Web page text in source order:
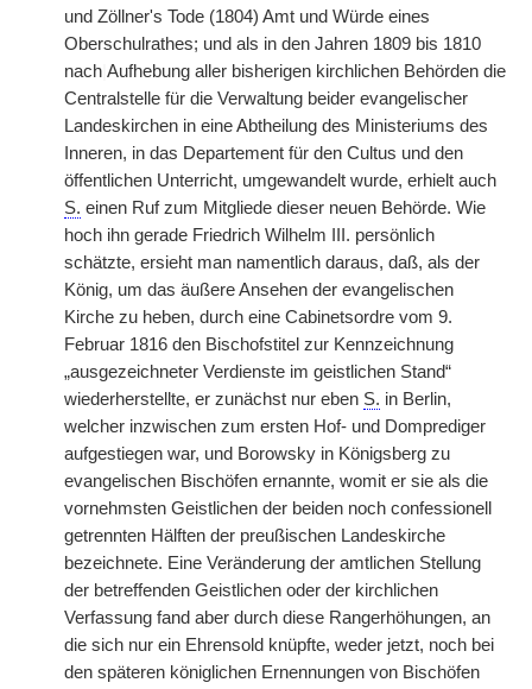
und Zöllner's Tode (1804) Amt und Würde eines
Oberschulrathes; und als in den Jahren 1809 bis 1810
nach Aufhebung aller bisherigen kirchlichen Behörden die
Centralstelle für die Verwaltung beider evangelischer
Landeskirchen in eine Abtheilung des Ministeriums des
Inneren, in das Departement für den Cultus und den
öffentlichen Unterricht, umgewandelt wurde, erhielt auch
S. einen Ruf zum Mitgliede dieser neuen Behörde. Wie
hoch ihn gerade Friedrich Wilhelm III. persönlich
schätzte, ersieht man namentlich daraus, daß, als der
König, um das äußere Ansehen der evangelischen
Kirche zu heben, durch eine Cabinetsordre vom 9.
Februar 1816 den Bischofstitel zur Kennzeichnung
„ausgezeichneter Verdienste im geistlichen Stand“
wiederherstellte, er zunächst nur eben S. in Berlin,
welcher inzwischen zum ersten Hof- und Domprediger
aufgestiegen war, und Borowsky in Königsberg zu
evangelischen Bischöfen ernannte, womit er sie als die
vornehmsten Geistlichen der beiden noch confessionell
getrennten Hälften der preußischen Landeskirche
bezeichnete. Eine Veränderung der amtlichen Stellung
der betreffenden Geistlichen oder der kirchlichen
Verfassung fand aber durch diese Rangerhöhungen, an
die sich nur ein Ehrensold knüpfte, weder jetzt, noch bei
den späteren königlichen Ernennungen von Bischöfen